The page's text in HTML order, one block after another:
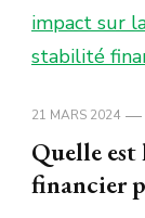
21 MARS 2024
Quelle
financier